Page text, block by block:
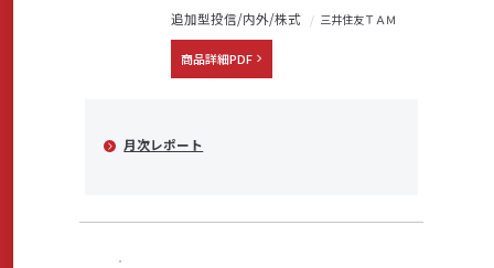
追加型投信/内外/株式 三井住友ＴＡＭ
商品詳細PDF
月次レポート